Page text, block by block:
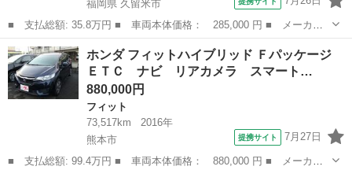
福岡県 久留米市
■ 支払総額: 35.8万円 ■ 車両本体価格： 285,000 円 ■ メーカー
名： ホンダ ■ 車種名： フィットハイブリッド ■ グレード
名： ハイブリッド・１０ｔｈアニバーサリー バックモニター ス
マートキー ＥＴ...
福岡 久留米市 フィット
ホンダ フィットハイブリッド Ｆパッケージ
ＥＴＣ ナビ リアカメラ スマート…
880,000円
フィット
73,517km
2016年
熊本市
提携サイト 7月27日
■ 支払総額: 99.4万円 ■ 車両本体価格： 880,000 円 ■ メーカー